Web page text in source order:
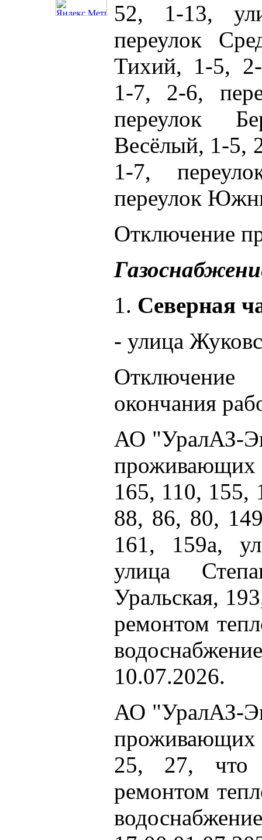
52, 1-13,
переулок
Тихий, 1-5, 2-
1-7, 2-6,
переулок
Весёлый, 1-5,
1-7,
переулок
Отключение
1. Северная
- улица
окончания
АО "УралАЗ-
проживающих
165, 110, 155,
88, 86, 80,
161, 159а,
улица
Уральская,
ремонтом
10.07.2026.
АО "УралАЗ-
проживающих
25, 27, что
ремонтом